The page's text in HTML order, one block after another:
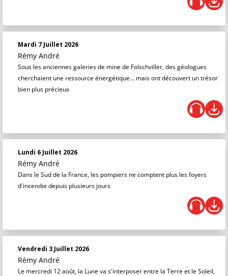
Mardi 7 Juillet 2026
Rémy André
Sous les anciennes galeries de mine de Folschviller, des géologues
cherchaient une ressource énergétique... mais ont découvert un trésor
bien plus précieux
Lundi 6 Juillet 2026
Rémy André
Dans le Sud de la France, les pompiers ne comptent plus les foyers
d'incendie depuis plusieurs jours
Vendredi 3 Juillet 2026
Rémy André
Le mercredi 12 août, la Lune va s'interposer entre la Terre et le Soleil,